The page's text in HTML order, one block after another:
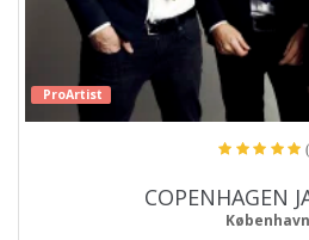
ProArtist
COPENHAGEN
København